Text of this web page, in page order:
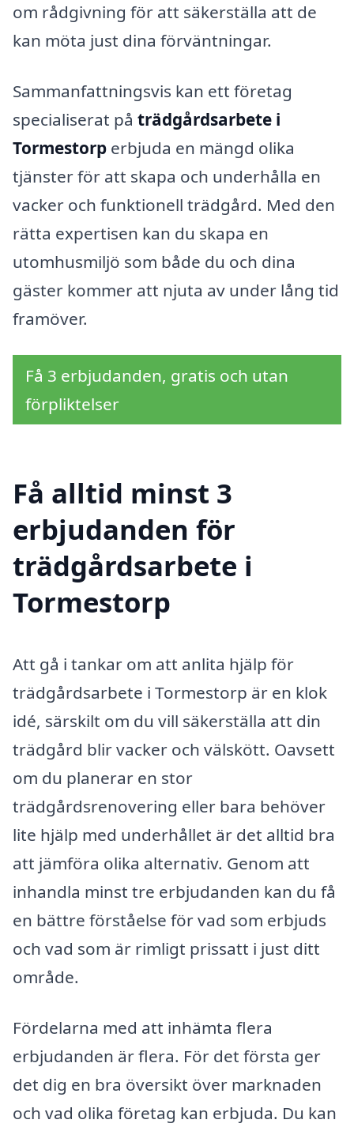
om rådgivning för att säkerställa att de
kan möta just dina förväntningar.
Sammanfattningsvis kan ett företag
specialiserat på trädgårdsarbete i
Tormestorp erbjuda en mängd olika
tjänster för att skapa och underhålla en
vacker och funktionell trädgård. Med den
rätta expertisen kan du skapa en
utomhusmiljö som både du och dina
gäster kommer att njuta av under lång tid
framöver.
Få 3 erbjudanden, gratis och utan
förpliktelser
Få alltid minst 3
erbjudanden för
trädgårdsarbete i
Tormestorp
Att gå i tankar om att anlita hjälp för
trädgårdsarbete i Tormestorp är en klok
idé, särskilt om du vill säkerställa att din
trädgård blir vacker och välskött. Oavsett
om du planerar en stor
trädgårdsrenovering eller bara behöver
lite hjälp med underhållet är det alltid bra
att jämföra olika alternativ. Genom att
inhandla minst tre erbjudanden kan du få
en bättre förståelse för vad som erbjuds
och vad som är rimligt prissatt i just ditt
område.
Fördelarna med att inhämta flera
erbjudanden är flera. För det första ger
det dig en bra översikt över marknaden
och vad olika företag kan erbjuda. Du kan